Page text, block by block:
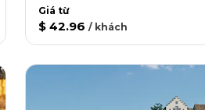
Giá từ
$ 42.96 / khách